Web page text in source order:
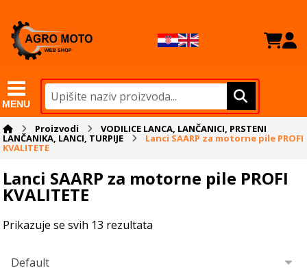
MENU
Proizvodi VODILICE LANCA, LANČANICI, PRSTENI
LANČANIKA, LANCI, TURPIJE Lanci SAARP za motorne pile PROFI
KVALITETE
Lanci SAARP za motorne pile PROFI
KVALITETE
Prikazuje se svih 13 rezultata